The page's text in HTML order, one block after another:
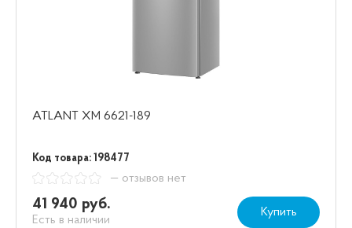
ATLANT ХМ 6621-189
Код товара: 198477
— отзывов нет
41 940 руб.
Есть в наличии
Купить